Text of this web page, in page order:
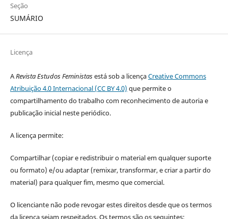
Seção
SUMÁRIO
Licença
ARevista Estudos Feministasestá sob a licençaCreative Commons
Atribuição 4.0 Internacional (CC BY 4.0) que permite o
compartilhamento do trabalho com reconhecimento de autoria e
publicação inicial neste periódico.
A licença permite:
Compartilhar (copiar e redistribuir o material em qualquer suporte
ou formato) e/ou adaptar (remixar, transformar, e criar a partir do
material) para qualquer fim, mesmo que comercial.
O licenciante não pode revogar estes direitos desde que os termos
da licença sejam respeitados. Os termos são os seguintes: